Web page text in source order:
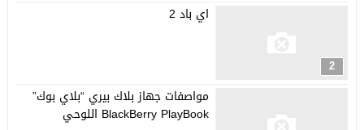
2
اي باد 2
مواصفات جهاز بلاك بيري “بلاي بوك”
BlackBerry PlayBook اللوحي